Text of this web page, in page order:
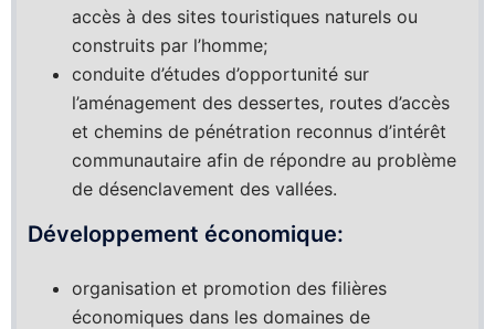
accès à des sites touristiques naturels ou
construits par l’homme;
conduite d’études d’opportunité sur
l’aménagement des dessertes, routes d’accès
et chemins de pénétration reconnus d’intérêt
communautaire afin de répondre au problème
de désenclavement des vallées.
Développement économique:
organisation et promotion des filières
économiques dans les domaines de